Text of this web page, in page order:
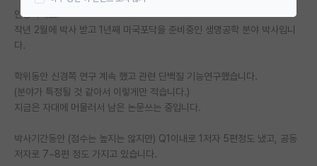
연구실(PI) 홍보 게시판
임용 정보 게시판
학부 인턴 게시판
임용 후기 게시판
안녕하세요.
작년 2월에 박사 받고 1년째 미국포닥을 준비중인 생명공학 분야 박사입니
다.
학위동안 신경쪽 연구 계속 했고 관련 단백질 기능연구했습니다.
(분야가 특정될 것 같아서 이렇게만 적습니다.)
지금은 자대에 머물러서 남은 논문쓰는 중입니다.
박사기간동안 (점수는 높지는 않지만) Q1이내로 1저자 5편정도 냈고, 공동
저자로 7~8편 정도 가지고 있습니다.